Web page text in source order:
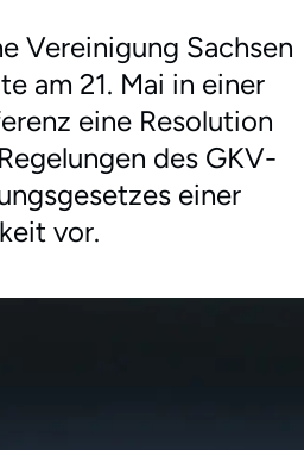
Vereinigung Sachsen
am 21. Mai in einer
eine Resolution
des GKV-
einer
vor.